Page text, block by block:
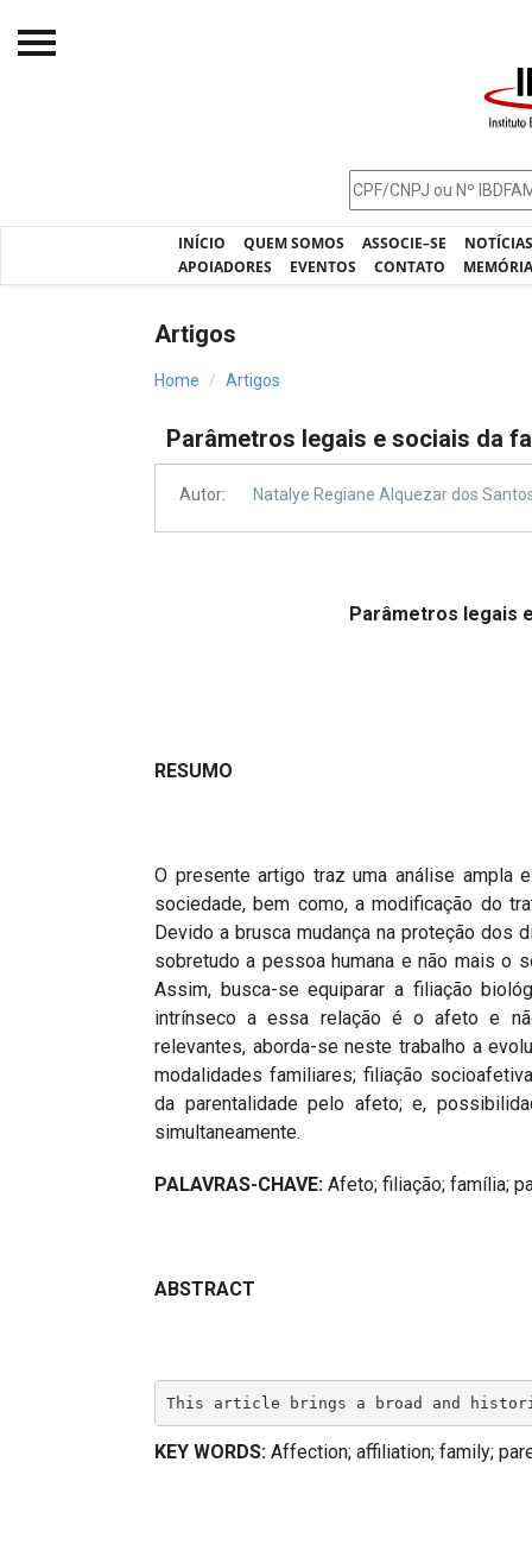
INÍCIO QUEM SOMOS ASSOCIE–SE
APOIADORES
EVENTOS CONTATO
Processos - IBDFAM
Artigos
Home Artigos
Parâmetros legais e sociais da
Autor: Natalye Regiane Alquezar dos
Parâmetros legais
RESUMO
O presente artigo traz uma análise ampla
sociedade, bem como, a modificação do
Devido a brusca mudança na proteção
sobretudo a pessoa humana e não mais o
Assim, busca-se equiparar a filiação
intrínseco a essa relação é o afeto e
relevantes, aborda-se neste trabalho a
modalidades familiares; filiação
da parentalidade pelo afeto; e,
simultaneamente.
PALAVRAS-CHAVE: Afeto; filiação; família;
ABSTRACT
This article brings a broad and
KEY WORDS: Affection; affiliation; family;